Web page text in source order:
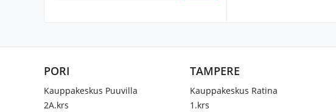
PORI
Kauppakeskus Puuvilla
2A.krs
TAMPERE
Kauppakeskus Ratina
1.krs